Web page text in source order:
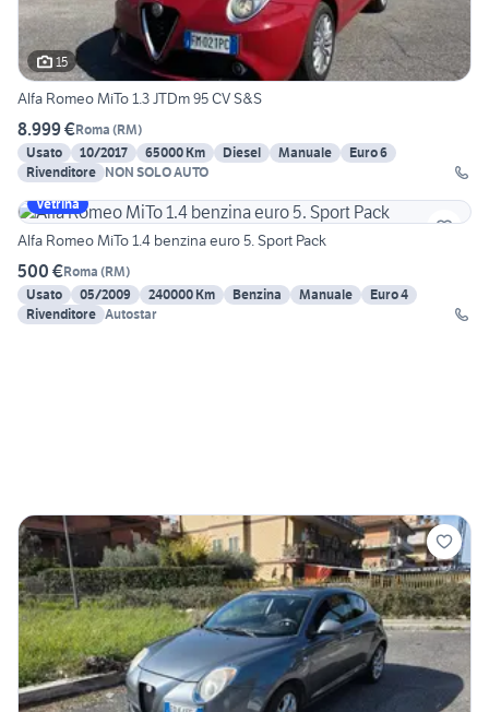
15
Alfa Romeo MiTo 1.3 JTDm 95 CV S&S
8.999 €Roma (RM)
Usato
10/2017 65000 Km Diesel Manuale
Euro 6
Rivenditore NON SOLO AUTO
Vetrina
Alfa Romeo MiTo 1.4 benzina euro 5. Sport Pack
500 €Roma (RM)
Usato
05/2009 240000 Km Benzina Manuale
Euro 4
Rivenditore Autostar